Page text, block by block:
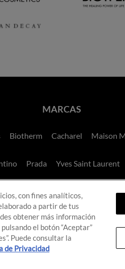
MARCAS
Biotherm Cacharel Maison
Prada Yves Saint Laurent
CAMPAÑAS
VIRTUAL TRY ON
con fines analíticos,
a partir de tus
obtener más información
el botón “Aceptar”
Puede consultar la
de Privacidad